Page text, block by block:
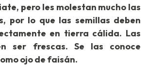
pero les molestan mucho las
por lo que las semillas deben
en tierra cálida. Las
ser frescas. Se las conoce
ojo de faisán.